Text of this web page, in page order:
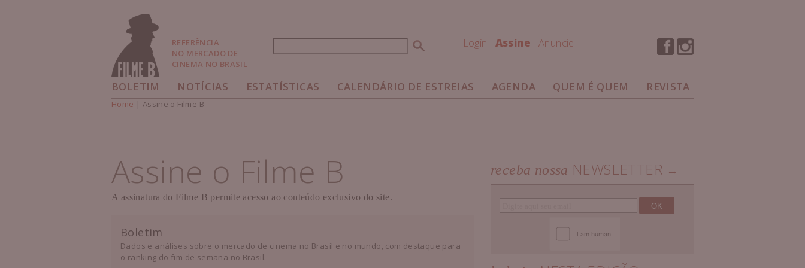
REFERÊNCIA
NO MERCADO DE
CINEMA NO BRASIL
Formulário de busca Login Assine Anuncie
BOLETIM NOTÍCIAS ESTATÍSTICAS CALENDÁRIO DE ESTREIAS AGENDA QUEM É QUEM REVISTA
Você está aqui
Home | Assine o Filme B
Assine o Filme B
A assinatura do Filme B permite acesso ao conteúdo exclusivo do site.
Boletim
Dados e análises sobre o mercado de cinema no Brasil e no mundo, com destaque para
o ranking do fim de semana no Brasil.
receba nossa NEWSLETTER